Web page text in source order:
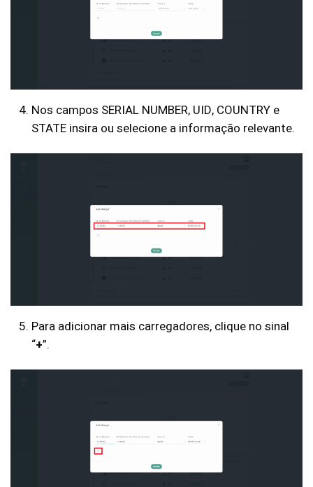
Nos campos SERIAL NUMBER, UID, COUNTRY e
STATE insira ou selecione a informação relevante.
Para adicionar mais carregadores, clique no sinal
“+”.